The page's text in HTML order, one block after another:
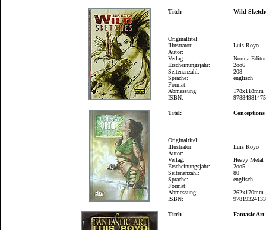
Titel: Wild
Originaltitel:
Illustrator:
Autor:
Verlag:
Erscheinungsjahr:
Seitenanzahl:
Sprache:
Format:
Abmessung:
ISBN:
Luis Royo
Norma
2oo6
208
englisch
178x118mm
Titel:
Originaltitel:
Illustrator:
Autor:
Verlag:
Erscheinungsjahr:
Seitenanzahl:
Sprache:
Format:
Abmessung:
ISBN:
Luis Royo
Heavy Metal
2oo5
80
englisch
262x170mm
Titel: Fantasic Art